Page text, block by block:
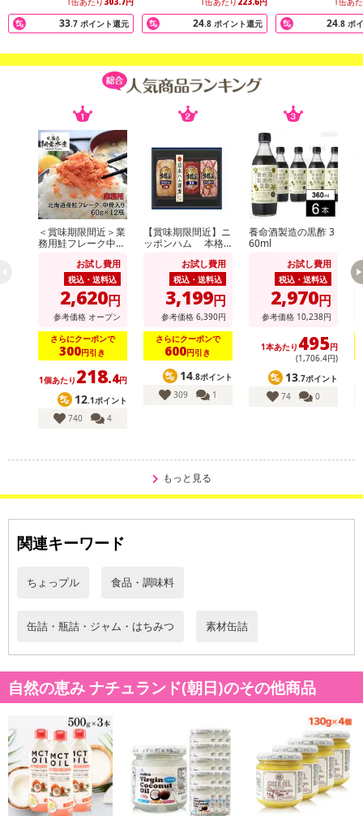
合がございます。
あらかじめご了承いただいた上でお申込みください。なお、本理由
【お支払いについて】
※d払い、PayPay、au PAY、au PAY（auかんたん決済）、ソフトバ
ンクまとめて支払い、楽天ペイ、メルペイ、AEON Pay、Amazon
Payでお支払いの場合、決済のため外部サイトへ遷移します。
※予約商品は決済手段ごとに定められた決済期限日にお支払いを完
了することがございます。ご了承いただいたうえでお申し込みくだ
さい。
【配送伝票番号について】
※配送形態がメール便の商品については、商品の発送完了後、配送
伝票番号がマイページに表示されない場合もございます。
【配送日時の指定について】
※配送日時の指定が可能な商品の場合、商品によってご指定できる
配送日、配送時間が異なる可能性がございます。
カート機能をご利用の場合は、配送日時指定をご利用いただけませ
休業日
さい）
時点での情報となります。
33.7 ポイント還元 24.8 ポイント還元 24.8 ポ
＜賞味期限間近＞業
務用鮭フレーク中骨
お試し費用
税込・送料込
2,620円
参考価格 オープン
さらにクーポンで
300円引き
1個あたり 218.4円
12.1ポイント
740
4
【賞味期限間近】ニ
ッポンハム 本格
お試し費用
税込・送料込
3,199円
参考価格 6,390円
さらにクーポンで
600円引き
14.8ポイント
309
1
養命酒製造の黒酢 3
60ml
お試し費用
税込・送料込
2,970円
参考価格 10,238円
1本あたり 495円
(1,706.4円)
13.7ポイント
74
0
もっと見る
関連キーワード
ちょっプル 食品・調味料
缶詰・瓶詰・ジャム・はちみつ 素材缶詰
自然の恵み ナチュランド(朝日)のその他商品